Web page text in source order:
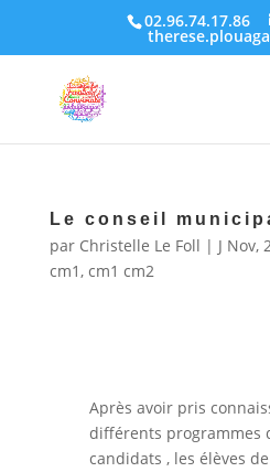
02.96.74.17.86
Le conseil
par Christelle Le Foll | J Nov,
cm1, cm1 cm2
Après avoir pris
différents programmes
candidats , les élèves de